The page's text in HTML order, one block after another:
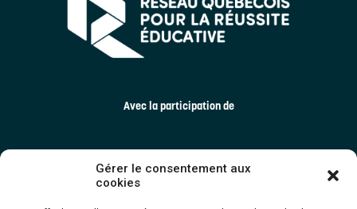
Gérer le consentement aux
cookies
Avec la participation de